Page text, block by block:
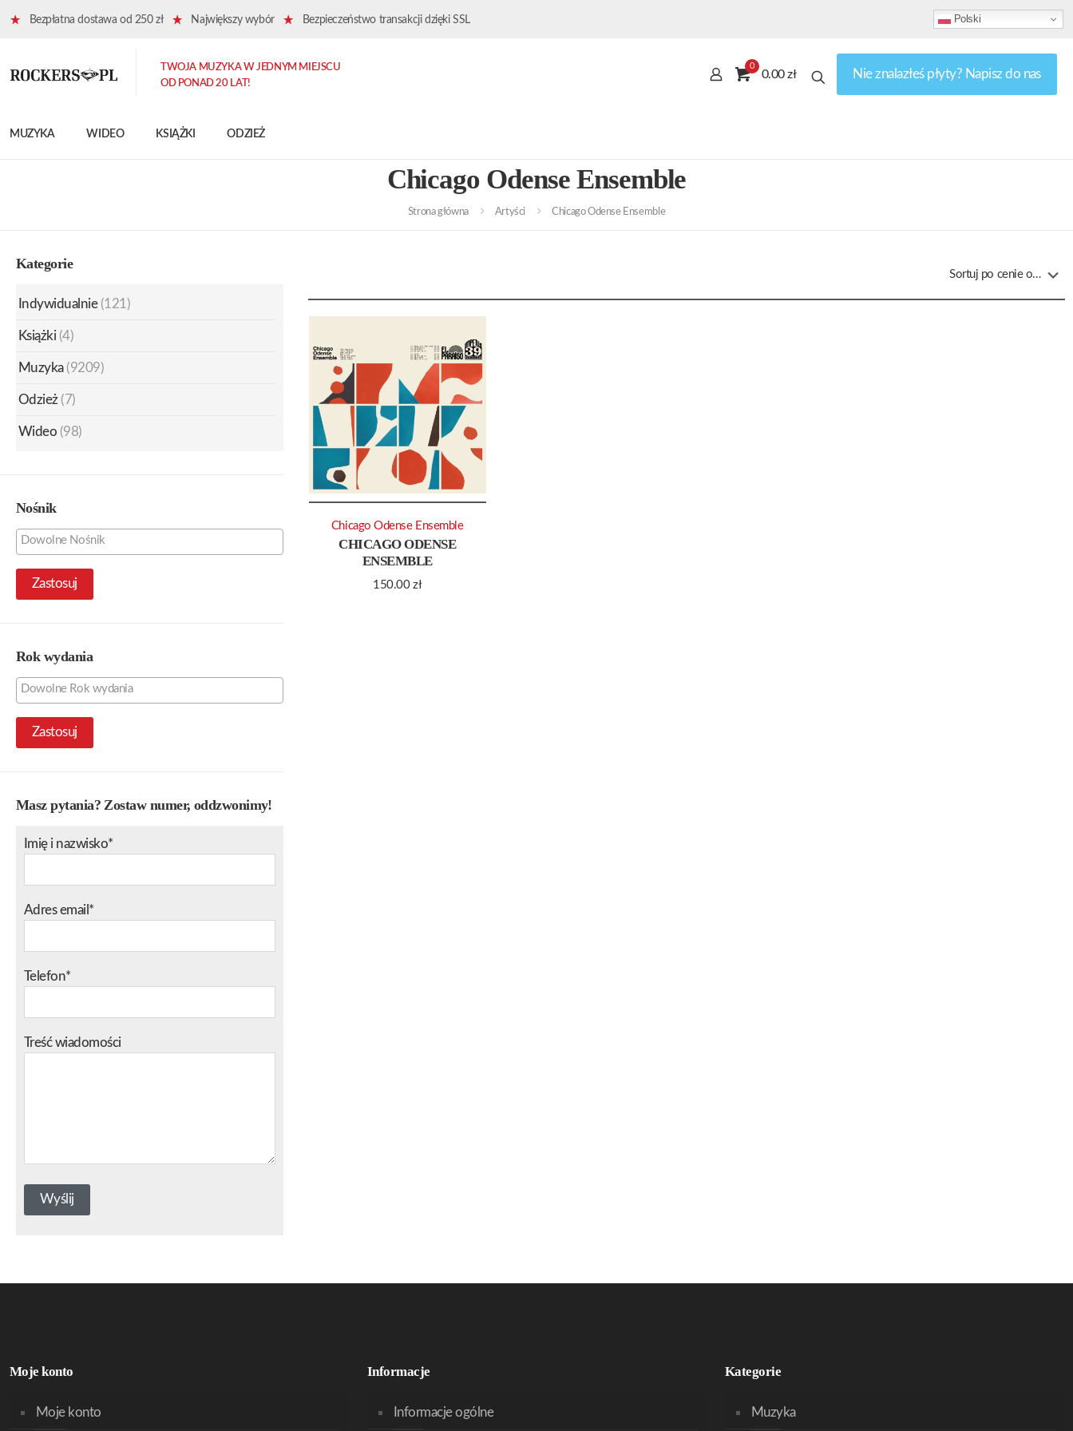
Bezpłatna dostawa od 250 zł Największy wybór Bezpieczeństwo transakcji dzięki SSL Polski
MUZYKA WIDEO KSIĄŻKI ODZIEŻ
TWOJA MUZYKA W JEDNYM MIEJSCU
OD PONAD 20 LAT!
0
0.00 zł Nie znalazłeś płyty? Napisz do nas
Chicago Odense Ensemble
Strona główna Artyści Chicago Odense Ensemble
CHICAGO ODENSE
ENSEMBLE
150.00zł
Chicago Odense Ensemble
Kategorie
Indywidualnie (121)
Książki (4)
Muzyka (9209)
Odzież (7)
Wideo (98)
Nośnik
Zastosuj
Rok wydania
Zastosuj
Masz pytania? Zostaw numer, oddzwonimy!
Imię i nazwisko*
Adres email*
Telefon*
Treść wiadomości
Moje konto
Moje konto
Informacje
Informacje ogólne
Kategorie
Muzyka